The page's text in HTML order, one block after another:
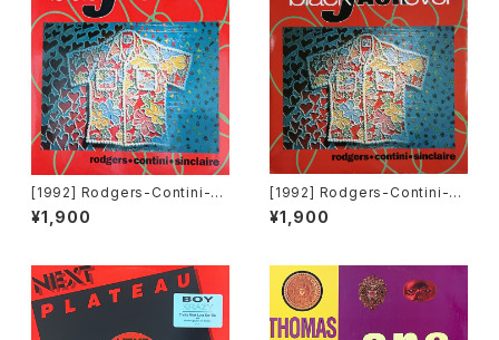
[1992] Rodgers-Contini-Si
nclaire – Black Jack Fever
[Double Rec.]
¥1,900
[1992] Rodgers-Contini-Si
nclaire – Black Jack Fever
[Double Rec.][在庫B]
¥1,900